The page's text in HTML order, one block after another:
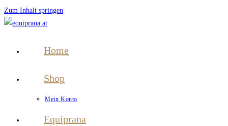
Zum Inhalt springen
Home
Shop
Mein Konto
Equiprana